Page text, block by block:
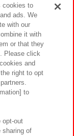
トポリシー
方針と検証結果
・お問い合わせ
cookies to
ads. We
with our
it with
or that they
Please click
and
right to opt
to
opt-out
sharing of